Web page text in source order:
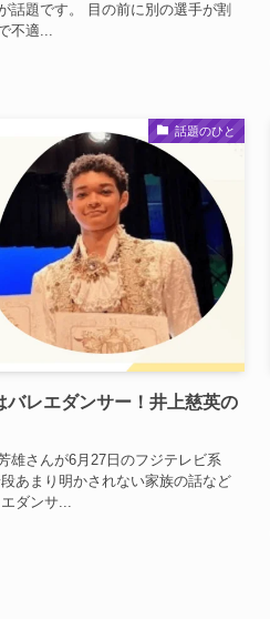
話題です。 目の前に別の選手が割
不適...
話題のひと
バレエダンサー！井上慈英の
雄さんが6月27日のフジテレビ系
あまり明かされない家族の話など
ダンサ...